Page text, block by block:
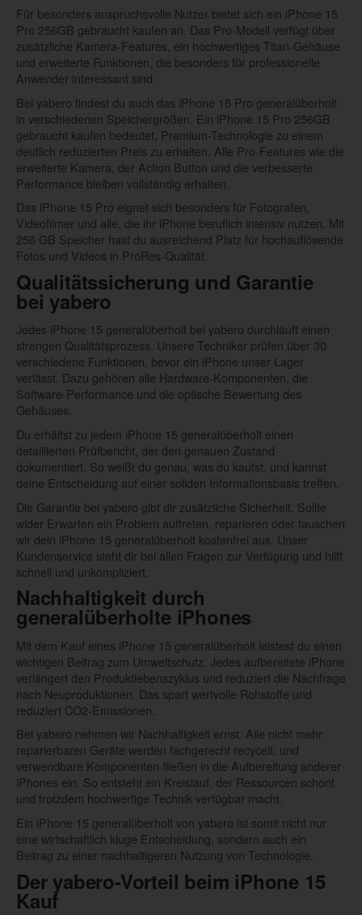
Für besonders anspruchsvolle Nutzer bietet sich ein iPhone 15
Pro 256GB gebraucht kaufen an. Das Pro-Modell verfügt über
zusätzliche Kamera-Features, ein hochwertiges Titan-Gehäuse
und erweiterte Funktionen, die besonders für professionelle
Anwender interessant sind.
Bei yabero findest du auch das iPhone 15 Pro generalüberholt
in verschiedenen Speichergrößen. Ein iPhone 15 Pro 256GB
gebraucht kaufen bedeutet, Premium-Technologie zu einem
deutlich reduzierten Preis zu erhalten. Alle Pro-Features wie die
erweiterte Kamera, der Action Button und die verbesserte
Performance bleiben vollständig erhalten.
Das iPhone 15 Pro eignet sich besonders für Fotografen,
Videofilmer und alle, die ihr iPhone beruflich intensiv nutzen. Mit
256 GB Speicher hast du ausreichend Platz für hochauflösende
Fotos und Videos in ProRes-Qualität.
Qualitätssicherung und Garantie
bei yabero
Jedes iPhone 15 generalüberholt bei yabero durchläuft einen
strengen Qualitätsprozess. Unsere Techniker prüfen über 30
verschiedene Funktionen, bevor ein iPhone unser Lager
verlässt. Dazu gehören alle Hardware-Komponenten, die
Software-Performance und die optische Bewertung des
Gehäuses.
Du erhältst zu jedem iPhone 15 generalüberholt einen
detaillierten Prüfbericht, der den genauen Zustand
dokumentiert. So weißt du genau, was du kaufst, und kannst
deine Entscheidung auf einer soliden Informationsbasis treffen.
Die Garantie bei yabero gibt dir zusätzliche Sicherheit. Sollte
wider Erwarten ein Problem auftreten, reparieren oder tauschen
wir dein iPhone 15 generalüberholt kostenfrei aus. Unser
Kundenservice steht dir bei allen Fragen zur Verfügung und hilft
schnell und unkompliziert.
Nachhaltigkeit durch
generalüberholte iPhones
Mit dem Kauf eines iPhone 15 generalüberholt leistest du einen
wichtigen Beitrag zum Umweltschutz. Jedes aufbereitete iPhone
verlängert den Produktlebenszyklus und reduziert die Nachfrage
nach Neuproduktionen. Das spart wertvolle Rohstoffe und
reduziert CO2-Emissionen.
Bei yabero nehmen wir Nachhaltigkeit ernst. Alle nicht mehr
reparierbaren Geräte werden fachgerecht recycelt, und
verwendbare Komponenten fließen in die Aufbereitung anderer
iPhones ein. So entsteht ein Kreislauf, der Ressourcen schont
und trotzdem hochwertige Technik verfügbar macht.
Ein iPhone 15 generalüberholt von yabero ist somit nicht nur
eine wirtschaftlich kluge Entscheidung, sondern auch ein
Beitrag zu einer nachhaltigeren Nutzung von Technologie.
Der yabero-Vorteil beim iPhone 15
Kauf